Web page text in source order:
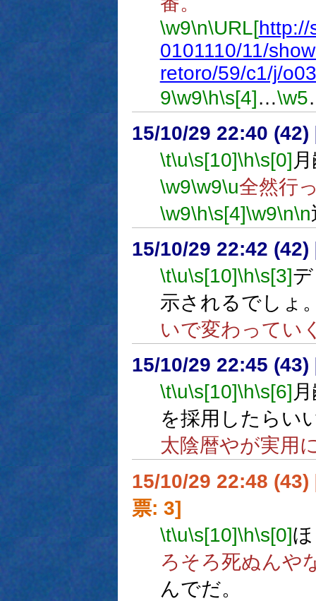
\w9\n\URL[http://
0101110/11/
retoro/59/c1/j/
9\w9\h\s[4]…\w5
15/10/29 22:40 (42)
\t\u\s[10]\h\s[0]
\w9\w9\u全然行
\w9\h\s[4]\w9\n\n
15/10/29 22:42 (42)
\t\u\s[10]\h\s[3]
示されるでしょ
いで変わってい
15/10/29 22:45 (43)
\t\u\s[10]\h\s[6]
を採用したらい
太陰暦やが実用
15/10/29 22:48 (43)
票: 3]
\t\u\s[10]\h\s[0]
ろそろ死ぬんや
んでだ。